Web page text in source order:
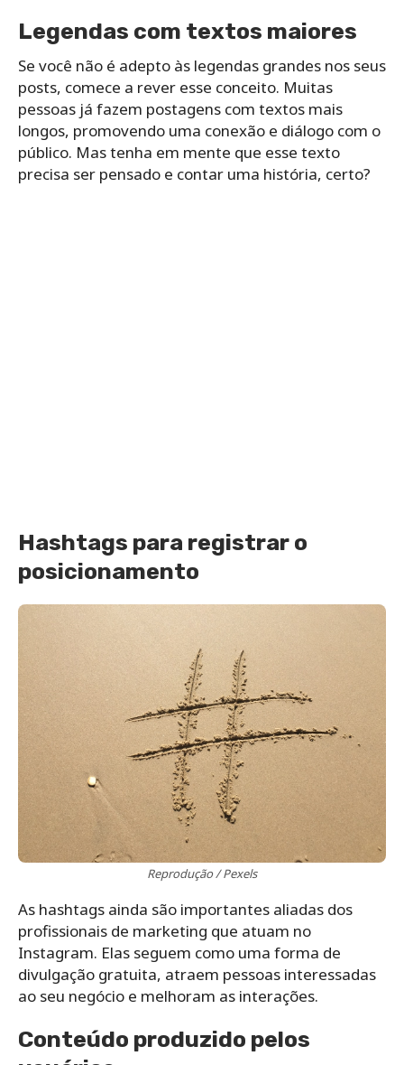
Legendas com textos maiores
Se você não é adepto às legendas grandes nos seus
posts, comece a rever esse conceito. Muitas
pessoas já fazem postagens com textos mais
longos, promovendo uma conexão e diálogo com o
público. Mas tenha em mente que esse texto
precisa ser pensado e contar uma história, certo?
Hashtags para registrar o
posicionamento
Reprodução / Pexels
As hashtags ainda são importantes aliadas dos
profissionais de marketing que atuam no
Instagram. Elas seguem como uma forma de
divulgação gratuita, atraem pessoas interessadas
ao seu negócio e melhoram as interações.
Conteúdo produzido pelos